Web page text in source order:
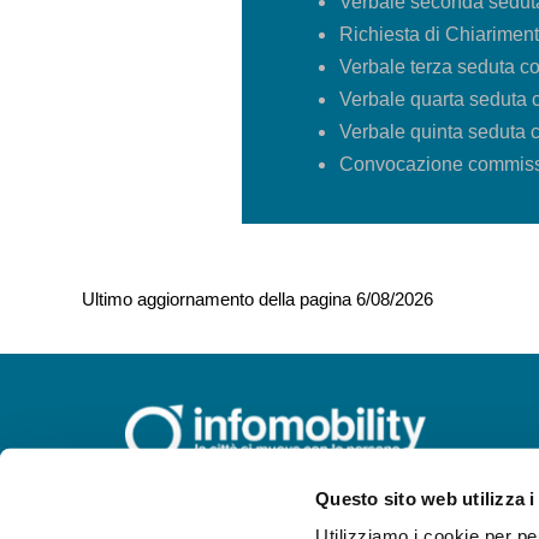
Questo sito web utilizza i
Richiesta di
Verbale terza seduta
Verbale quarta seduta
Verbale quinta seduta
Convocazione
Ultimo aggiornamento della pagina 6/08/2026
INFOMOBILITY SPA a Socio